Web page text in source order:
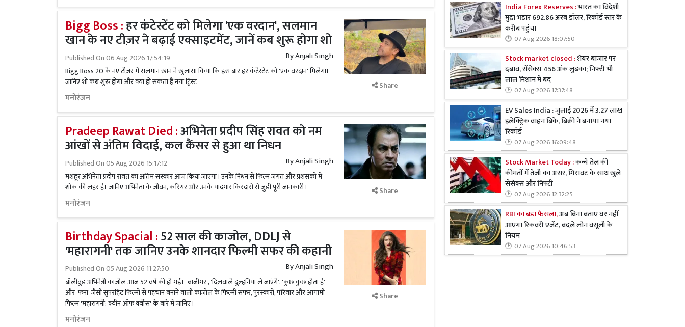
Bigg Boss :हर कंटेस्टेंट को मिलेगा 'एक वरदान', सलमान
खान के नए टीज़र ने बढ़ाई एक्साइटमेंट, जानें कब शुरू होगा शो
Published On06 Aug 2026 17:54:19 ByAnjali Singh
Bigg Boss 20 के नए टीज़र में सलमान खान ने खुलासा किया कि इस बार हर कंटेस्टेंट को 'एक वरदान' मिलेगा।
जानिए शो कब शुरू होगा और क्या हो सकता है नया ट्विस्ट
मनोरंजन
Share
Pradeep Rawat Died :अभिनेता प्रदीप सिंह रावत को नम
आंखों से अंतिम विदाई, कल कैंसर से हुआ था निधन
Published On05 Aug 2026 15:17:12 ByAnjali Singh
मशहूर अभिनेता प्रदीप रावत का अंतिम संस्कार आज किया जाएगा। उनके निधन से फिल्म जगत और प्रशंसकों में
शोक की लहर है। जानिए अभिनेता के जीवन, करियर और उनके यादगार किरदारों से जुड़ी पूरी जानकारी।
मनोरंजन
Share
Birthday Spacial :52 साल की काजोल, DDLJ से
'महारागनी' तक जानिए उनके शानदार फिल्मी सफर की कहानी
Published On05 Aug 2026 11:27:50 ByAnjali Singh
बॉलीवुड अभिनेत्री काजोल आज 52 वर्ष की हो गईं। 'बाजीगर', 'दिलवाले दुल्हनिया ले जाएंगे', 'कुछ कुछ होता है'
और 'फना' जैसी सुपरहिट फिल्मों से पहचान बनाने वाली काजोल के फिल्मी सफर, पुरस्कारों, परिवार और आगामी
फिल्म 'महारागनी: क्वीन ऑफ क्वींस' के बारे में जानिए।
मनोरंजन
Share
India Forex Reserves :भारत का विदेशी
मुद्रा भंडार 692.86 अरब डॉलर, रिकॉर्ड स्तर के
करीब पहुंचा
07 Aug 2026 18:07:50
Stock market closed :शेयर बाजार पर
दबाव, सेंसेक्स 456 अंक लुढ़का; निफ्टी भी
लाल निशान में बंद
07 Aug 2026 17:37:48
EV Sales India : जुलाई 2026 में 3.27 लाख
इलेक्ट्रिक वाहन बिके, बिक्री ने बनाया नया
रिकॉर्ड
07 Aug 2026 16:09:48
Stock Market Today :कच्चे तेल की
कीमतों में तेजी का असर, गिरावट के साथ खुले
सेंसेक्स और निफ्टी
07 Aug 2026 12:32:25
RBI का बड़ा फैसला,अब बिना बताए घर नहीं
आएगा रिकवरी एजेंट, बदले लोन वसूली के
नियम
07 Aug 2026 10:46:53